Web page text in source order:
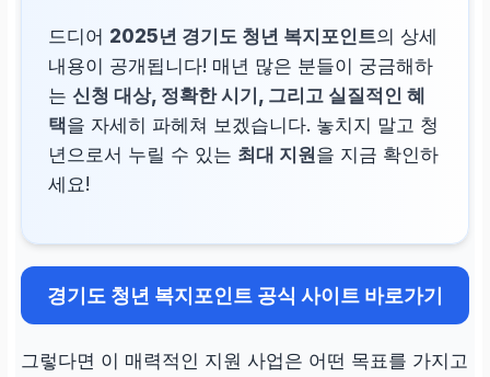
드디어 2025년 경기도 청년 복지포인트의 상세
내용이 공개됩니다! 매년 많은 분들이 궁금해하
는 신청 대상, 정확한 시기, 그리고 실질적인 혜
택을 자세히 파헤쳐 보겠습니다. 놓치지 말고 청
년으로서 누릴 수 있는 최대 지원을 지금 확인하
세요!
경기도 청년 복지포인트 공식 사이트 바로가기
그렇다면 이 매력적인 지원 사업은 어떤 목표를 가지고